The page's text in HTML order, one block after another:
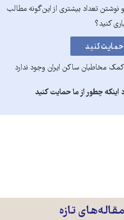
نوشتن تعداد بیشتری از این‌گونه مطالب
کنید؟
مخاطبان ساکن ایران وجود ندارد
چطور از ما حمایت کنید
تازه